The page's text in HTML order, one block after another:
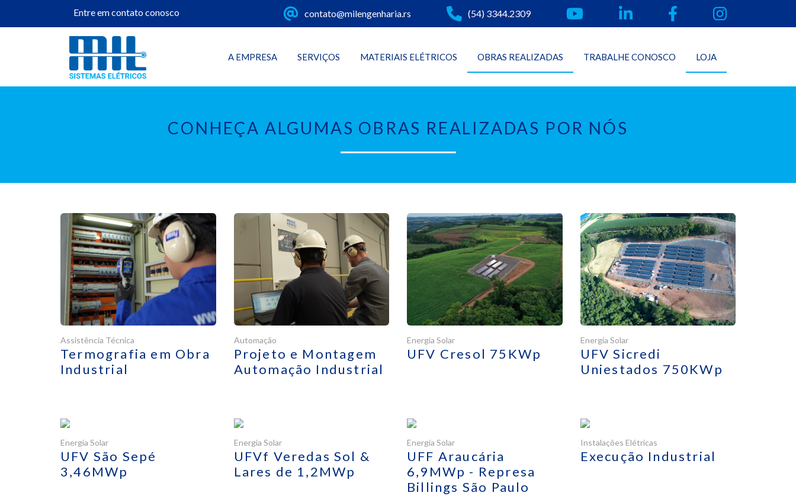
Entre em contato conosco (54) 3344.2309
contato@milengenharia.rs
A EMPRESA SERVIÇOS MATERIAIS ELÉTRICOS OBRAS REALIZADAS TRABALHE CONOSCO LOJA
CONHEÇA ALGUMAS OBRAS REALIZADAS POR NÓS
Assistência Técnica
Termografia em Obra
Industrial
Automação
Projeto e Montagem
Automação Industrial
Energia Solar
UFV Cresol 75KWp
Energia Solar
UFV Sicredi
Uniestados 750KWp
Energia Solar
UFV São Sepé
3,46MWp
Energia Solar
UFVf Veredas Sol &
Lares de 1,2MWp
Energia Solar
UFF Araucária
6,9MWp - Represa
Billings São Paulo
Instalações Elétricas
Execução Industrial